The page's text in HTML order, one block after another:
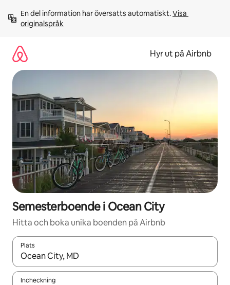
innehåll
En del information har översatts automatiskt. Visa
originalspråk
Hyr ut på Airbnb
Semesterboende i Ocean City
Hitta och boka unika boenden på Airbnb
Plats
När resultaten är tillgängliga kan du navigera med upp- och
Incheckning